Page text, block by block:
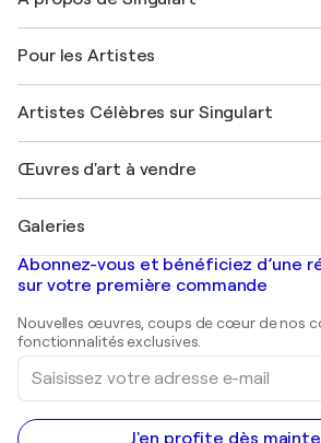
Offrir une carte cadeau
Rejoignez notre programme
Mon compte
+33 1 76 44 06 42
FAQ
Magazine Singulart
Emplois
Découvrez une sélection d'art original
Pour les Artistes
Se connecter en tant qu'Artiste
Artistes Célèbres sur Singulart
Marc Chagall
Banksy
Mr. Brainwash
Shepard Fairey
Œuvres d'art à vendre
Tableaux abstraits à vendre
Peintures de paysage
Estampes
Peintures acryliques
Galeries
Galeries d'art en France
Galeries d'art en Belgique
Abonnez-vous et bénéficiez d’une
sur votre première commande
Nouvelles œuvres, coups de cœur de nos
fonctionnalités exclusives.
Saisissez
votre
adresse
e-
mail
J'en profite dès